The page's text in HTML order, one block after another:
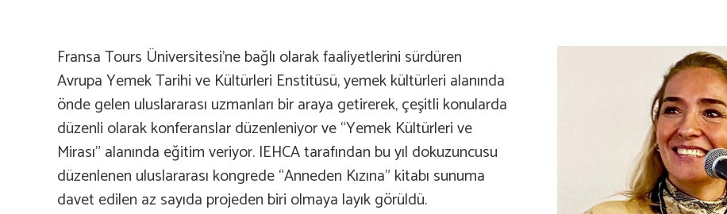
Fransa Tours Üniversitesi’ne bağlı olarak faaliyetlerini sürdüren
Avrupa Yemek Tarihi ve Kültürleri Enstitüsü, yemek kültürleri alanında
önde gelen uluslararası uzmanları bir araya getirerek, çeşitli konularda
düzenli olarak konferanslar düzenleniyor ve “Yemek Kültürleri ve
Mirası” alanında eğitim veriyor. IEHCA tarafından bu yıl dokuzuncusu
düzenlenen uluslararası kongrede “Anneden Kızına” kitabı sunuma
davet edilen az sayıda projeden biri olmaya layık görüldü.